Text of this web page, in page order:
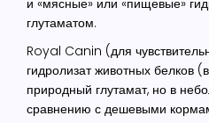
и «мясные» или «пищевые»
глутаматом.
Royal Canin (для
гидролизат животных белков
природный глутамат, но в
сравнению с дешевыми